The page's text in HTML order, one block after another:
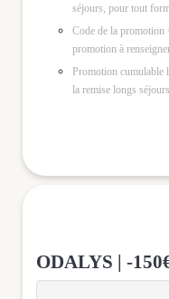
séjours, pour tout
Code de la promotion
promotion à
Promotion cumulable
la remise longs séjours